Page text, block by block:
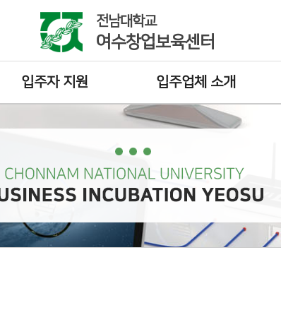
전남대학교
여수창업보육센터
입주자 지원 입주업체 소개